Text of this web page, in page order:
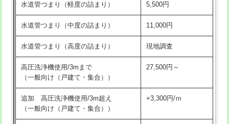
洗面台設置 38,500円
化粧台設置 22,000円
追加人工 16,500円
廃棄・処分 現場見積
※給水管工事は20mmまでの価格です。
交換・取付(排水栓・排水トラップ
22,000円+材料費
持込商品取付（混合水栓）
持込商品取付（浄水器・分岐水栓） 16,500円
水道管つまり（軽度の詰まり） 5,500円
水道管つまり（中度の詰まり） 11,000円
水道管つまり（高度の詰まり） 現地調査
高圧洗浄機使用/3mまで
（一般向け（戸建て・集合））
27,500円～
追加 高圧洗浄機使用/3m超え
（一般向け（戸建て・集合））
+3,300円/ｍ